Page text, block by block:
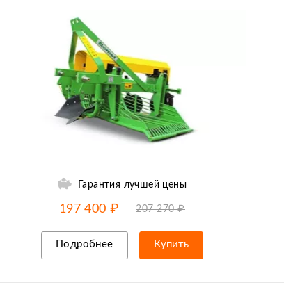
Гарантия лучшей цены
-5% от цены до09.08
197 400 ₽ 207 270 ₽
Подробнее Купить